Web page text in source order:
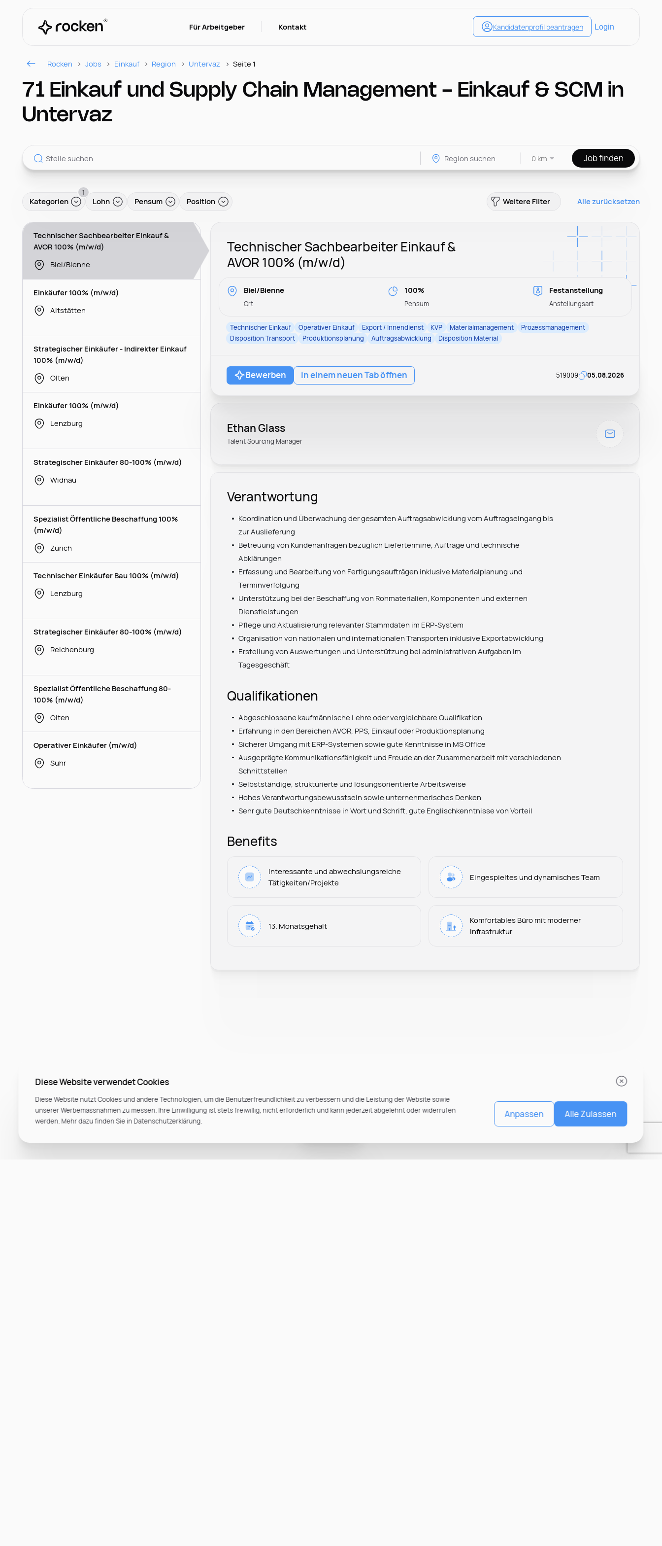
Für Arbeitgeber Kontakt
Rocken Jobs Einkauf Region Untervaz Seite 1
71 Einkauf und Supply Chain Management - Einkauf & SCM in
Untervaz
0 km Job finden
Kategorien
1
Lohn Pensum Position Weitere Filter Alle zurücksetzen
Technischer Sachbearbeiter Einkauf &
AVOR 100% (m/w/d)
Biel/Bienne
Einkäufer 100% (m/w/d)
Altstätten
Strategischer Einkäufer - Indirekter Einkauf
100% (m/w/d)
Olten
Einkäufer 100% (m/w/d)
Lenzburg
Strategischer Einkäufer 80-100% (m/w/d)
Widnau
Spezialist Öffentliche Beschaffung 100%
(m/w/d)
Zürich
Technischer Einkäufer Bau 100% (m/w/d)
Lenzburg
Strategischer Einkäufer 80-100% (m/w/d)
Reichenburg
Spezialist Öffentliche Beschaffung 80-
100% (m/w/d)
Olten
Operativer Einkäufer (m/w/d)
Suhr
Technischer Sachbearbeiter Einkauf &
AVOR 100% (m/w/d)
Biel/Bienne
Ort
100%
Pensum
Festanstellung
Anstellungsart
Technischer Einkauf Operativer Einkauf Export / Innendienst KVP Materialmanagement
Prozessmanagement
Disposition Transport
Produktionsplanung Auftragsabwicklung Disposition Material
Bewerben in einem neuen Tab öffnen 519009 05.08.2026
Ethan Glass
Talent Sourcing Manager
Verantwortung
Koordination und Überwachung der gesamten Auftragsabwicklung vom Auftragseingang bis
zur Auslieferung
Betreuung von Kundenanfragen bezüglich Liefertermine, Aufträge und technische
Abklärungen
Erfassung und Bearbeitung von Fertigungsaufträgen inklusive Materialplanung und
Terminverfolgung
Unterstützung bei der Beschaffung von Rohmaterialien, Komponenten und externen
Dienstleistungen
Pflege und Aktualisierung relevanter Stammdaten im ERP-System
Organisation von nationalen und internationalen Transporten inklusive Exportabwicklung
Erstellung von Auswertungen und Unterstützung bei administrativen Aufgaben im
Tagesgeschäft
Qualifikationen
Abgeschlossene kaufmännische Lehre oder vergleichbare Qualifikation
Erfahrung in den Bereichen AVOR, PPS, Einkauf oder Produktionsplanung
Sicherer Umgang mit ERP-Systemen sowie gute Kenntnisse in MS Office
Ausgeprägte Kommunikationsfähigkeit und Freude an der Zusammenarbeit mit verschiedenen
Schnittstellen
Selbstständige, strukturierte und lösungsorientierte Arbeitsweise
Hohes Verantwortungsbewusstsein sowie unternehmerisches Denken
Sehr gute Deutschkenntnisse in Wort und Schrift, gute Englischkenntnisse von Vorteil
Benefits
Interessante und abwechslungsreiche
Tätigkeiten/Projekte
Eingespieltes und dynamisches Team
13. Monatsgehalt
Komfortables Büro mit moderner
Infrastruktur
Leonard Ramin
Recruiter at Rocken
Diese Website verwendet Cookies
Diese Website nutzt Cookies und andere Technologien, um die Benutzerfreundlichkeit zu verbessern und die Leistung der Website sowie
unserer Werbemassnahmen zu messen. Ihre Einwilligung ist stets freiwillig, nicht erforderlich und kann jederzeit abgelehnt oder widerrufen
werden. Mehr dazu finden Sie in Datenschutzerklärung.
Anpassen Alle Zulassen